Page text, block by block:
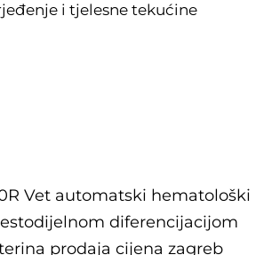
i tjelesne tekućine